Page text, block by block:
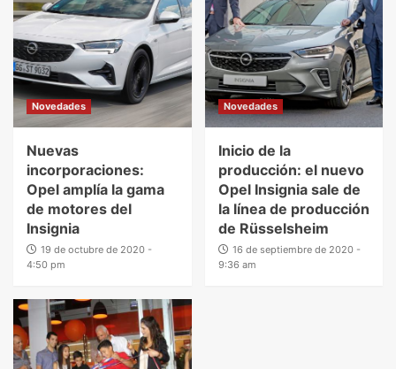
Novedades
Nuevas
incorporaciones:
Opel amplía la gama
de motores del
Insignia
19 de octubre de 2020 -
4:50 pm
Novedades
Inicio de la
producción: el nuevo
Opel Insignia sale de
la línea de producción
de Rüsselsheim
16 de septiembre de 2020 -
9:36 am